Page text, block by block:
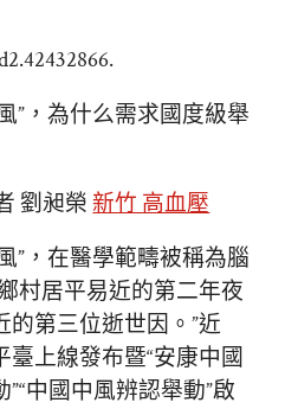
”，為什么需求國度級舉
劉昶榮新竹 高血壓
”，在醫學範疇被稱為腦
村居平易近的第二年夜
第三位逝世因。”近
上線發布暨“安康中國
中國中風辨認舉動”啟